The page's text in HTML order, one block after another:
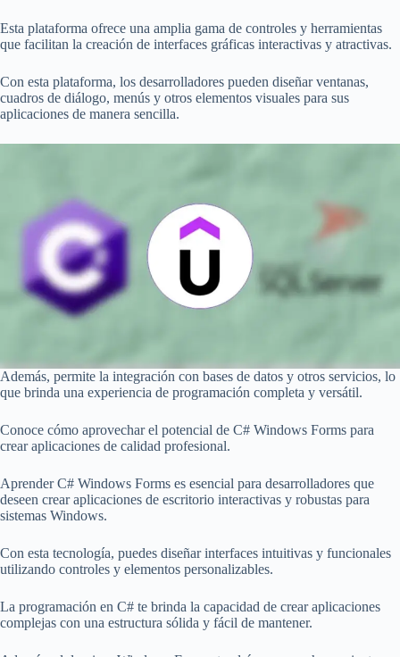
Esta plataforma ofrece una amplia gama de controles y herramientas
que facilitan la creación de interfaces gráficas interactivas y atractivas.
Con esta plataforma, los desarrolladores pueden diseñar ventanas,
cuadros de diálogo, menús y otros elementos visuales para sus
aplicaciones de manera sencilla.
Además, permite la integración con bases de datos y otros servicios, lo
que brinda una experiencia de programación completa y versátil.
Conoce cómo aprovechar el potencial de C# Windows Forms para
crear aplicaciones de calidad profesional.
Aprender C# Windows Forms es esencial para desarrolladores que
deseen crear aplicaciones de escritorio interactivas y robustas para
sistemas Windows.
Con esta tecnología, puedes diseñar interfaces intuitivas y funcionales
utilizando controles y elementos personalizables.
La programación en C# te brinda la capacidad de crear aplicaciones
complejas con una estructura sólida y fácil de mantener.